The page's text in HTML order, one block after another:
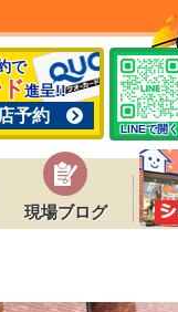
で
進呈!!
予約
LINEで開く
現場ブログ